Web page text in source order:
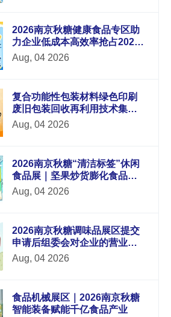
2026南京秋糖健康食品专区助
力企业低成本高效率抢占2026
年末食品市场红利
Aug, 04 2026
复合功能性包装材料绿色印刷
废旧包装回收再利用技术集中
展示，2026南京秋糖9号馆循环
经济
Aug, 04 2026
2026南京秋糖“清洁标签”休闲
食品展｜坚果炒货膨化食品蜜
饯果干的纯净配方
Aug, 04 2026
2026南京秋糖调味品展区提交
申请后组委会对企业的营业执
照生产许可证产品检测报告等
材料进行审核
Aug, 04 2026
食品机械展区｜2026南京秋糖
智能装备赋能千亿食品产业